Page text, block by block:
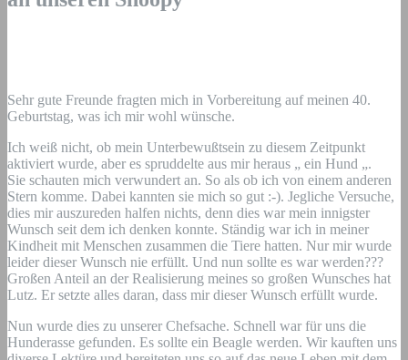
Sehr gute Freunde fragten mich in Vorbereitung auf meinen 40.
Geburtstag, was ich mir wohl wünsche.
Ich weiß nicht, ob mein Unterbewußtsein zu diesem Zeitpunkt
aktiviert wurde, aber es spruddelte aus mir heraus „ ein Hund „.
Sie schauten mich verwundert an. So als ob ich von einem anderen
Stern komme. Dabei kannten sie mich so gut :-). Jegliche Versuche,
dies mir auszureden halfen nichts, denn dies war mein innigster
Wunsch seit dem ich denken konnte. Ständig war ich in meiner
Kindheit mit Menschen zusammen die Tiere hatten. Nur mir wurde
leider dieser Wunsch nie erfüllt. Und nun sollte es war werden???
Großen Anteil an der Realisierung meines so großen Wunsches hat
Lutz. Er setzte alles daran, dass mir dieser Wunsch erfüllt wurde.
Nun wurde dies zu unserer Chefsache. Schnell war für uns die
Hunderasse gefunden. Es sollte ein Beagle werden. Wir kauften uns